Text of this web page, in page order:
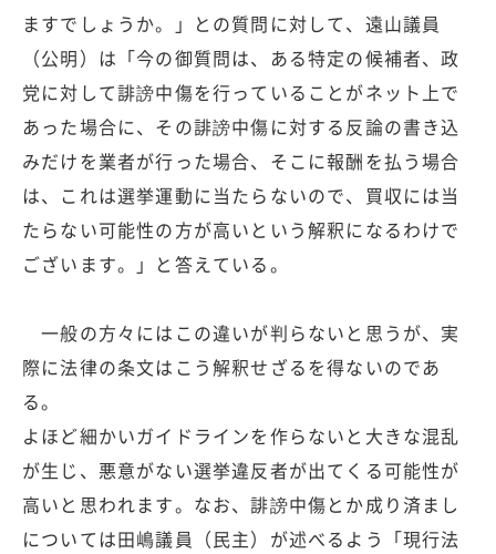
ますでしょうか。」との質問に対して、遠山議員
（公明）は「今の御質問は、ある特定の候補者、政
党に対して誹謗中傷を行っていることがネット上で
あった場合に、その誹謗中傷に対する反論の書き込
みだけを業者が行った場合、そこに報酬を払う場合
は、これは選挙運動に当たらないので、買収には当
たらない可能性の方が高いという解釈になるわけで
ございます。」と答えている。
一般の方々にはこの違いが判らないと思うが、実
際に法律の条文はこう解釈せざるを得ないのであ
る。
よほど細かいガイドラインを作らないと大きな混乱
が生じ、悪意がない選挙違反者が出てくる可能性が
高いと思われます。なお、誹謗中傷とか成り済まし
については田嶋議員（民主）が述べるよう「現行法